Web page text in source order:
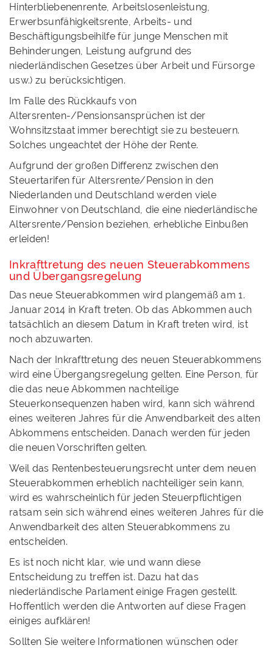
Hinterbliebenenrente, Arbeitslosenleistung,
Erwerbsunfähigkeitsrente, Arbeits- und
Beschäftigungsbeihilfe für junge Menschen mit
Behinderungen, Leistung aufgrund des
niederländischen Gesetzes über Arbeit und Fürsorge
usw.) zu berücksichtigen.
Im Falle des Rückkaufs von
Altersrenten-/Pensionsansprüchen ist der
Wohnsitzstaat immer berechtigt sie zu besteuern.
Solches ungeachtet der Höhe der Rente.
Aufgrund der großen Differenz zwischen den
Steuertarifen für Altersrente/Pension in den
Niederlanden und Deutschland werden viele
Einwohner von Deutschland, die eine niederländische
Altersrente/Pension beziehen, erhebliche Einbußen
erleiden!
Inkrafttretung des neuen Steuerabkommens
und Übergangsregelung
Das neue Steuerabkommen wird plangemäß am 1.
Januar 2014 in Kraft treten. Ob das Abkommen auch
tatsächlich an diesem Datum in Kraft treten wird, ist
noch abzuwarten.
Nach der Inkrafttretung des neuen Steuerabkommens
wird eine Übergangsregelung gelten. Eine Person, für
die das neue Abkommen nachteilige
Steuerkonsequenzen haben wird, kann sich während
eines weiteren Jahres für die Anwendbarkeit des alten
Abkommens entscheiden. Danach werden für jeden
die neuen Vorschriften gelten.
Weil das Rentenbesteuerungsrecht unter dem neuen
Steuerabkommen erheblich nachteiliger sein kann,
wird es wahrscheinlich für jeden Steuerpflichtigen
ratsam sein sich während eines weiteren Jahres für die
Anwendbarkeit des alten Steuerabkommens zu
entscheiden.
Es ist noch nicht klar, wie und wann diese
Entscheidung zu treffen ist. Dazu hat das
niederländische Parlament einige Fragen gestellt.
Hoffentlich werden die Antworten auf diese Fragen
einiges aufklären!
Sollten Sie weitere Informationen wünschen oder